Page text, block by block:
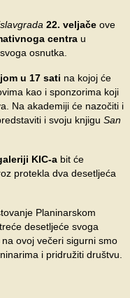
22. veljače ove
centra u
osnutka.
u 17 sati na kojoj će
kao i sponzorima koji
Na akademiji će nazočiti i
i svoju knjigu San
KIC-a bit će
protekla dva desetljeća
Planinarskom
desetljeće svoga
ovoj večeri sigurni smo
i pridružiti društvu.